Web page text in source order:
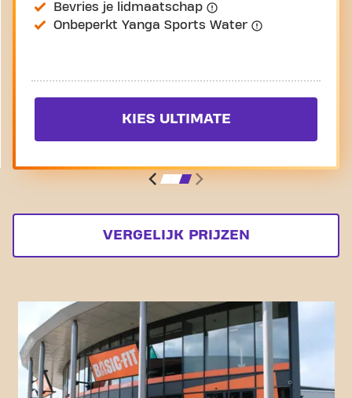
Bevries je lidmaatschap
Onbeperkt Yanga Sports Water
KIES ULTIMATE
VERGELIJK PRIJZEN